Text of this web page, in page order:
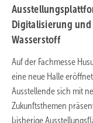
Digitalisierung und
Wasserstoff
Auf der Fachmesse
eine neue Halle
Ausstellende sich mit
Zukunftsthemen
bisherige